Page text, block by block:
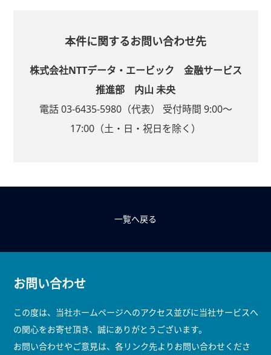
本件に関するお問い合わせ先
株式会社NTTデータ・エービック 金融サービス
推進部 内山 未央
電話 03-6435-5980（代表） 受付時間 9:00～
17:00（土・日・祝日を除く）
一覧へ戻る
お問い合わせ
この度は、当社ホームページへのアクセス並びに当社サービスへ
の関心をお寄せ頂き、誠にありがとうございます。
お問い合わせやご意見は、各リンク先よりお問い合わせくださ